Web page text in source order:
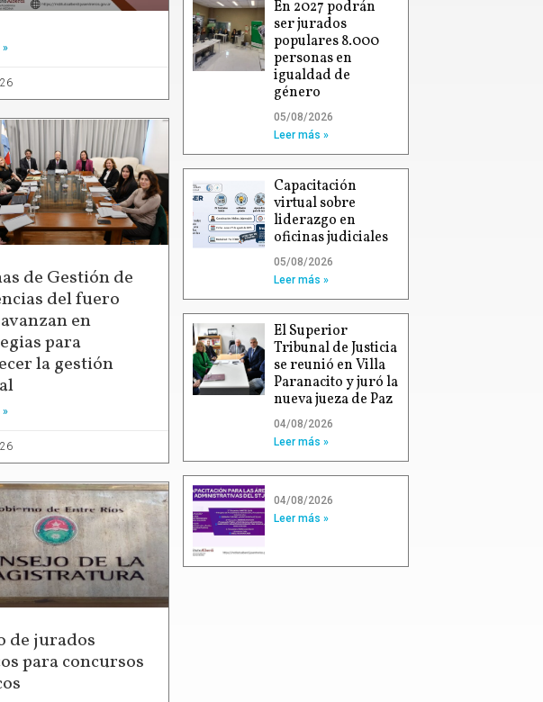
»
de Gestión de
del fuero
en
para
la gestión
»
de jurados
para concursos
En 2027 podrán
ser jurados
populares 8.000
personas en
igualdad de
género
05/08/2026
Leer más »
Capacitación
virtual sobre
liderazgo en
oficinas judiciales
05/08/2026
Leer más »
El Superior
Tribunal de Justicia
se reunió en Villa
Paranacito y juró la
nueva jueza de Paz
04/08/2026
Leer más »
04/08/2026
Leer más »